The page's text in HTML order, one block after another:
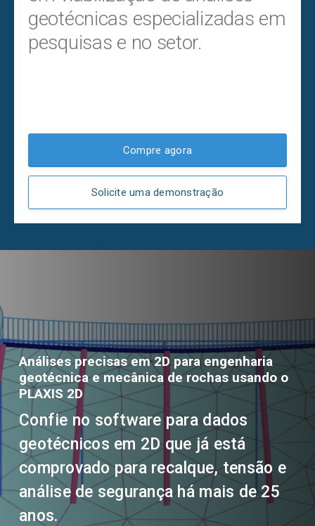
geotécnicas especializadas em
pesquisas e no setor.
Compre agora
Solicite uma demonstração
Análises precisas em 2D para engenharia
geotécnica e mecânica de rochas usando o
PLAXIS 2D
Confie no software para dados
geotécnicos em 2D que já está
comprovado para recalque, tensão e
análise de segurança há mais de 25
anos.